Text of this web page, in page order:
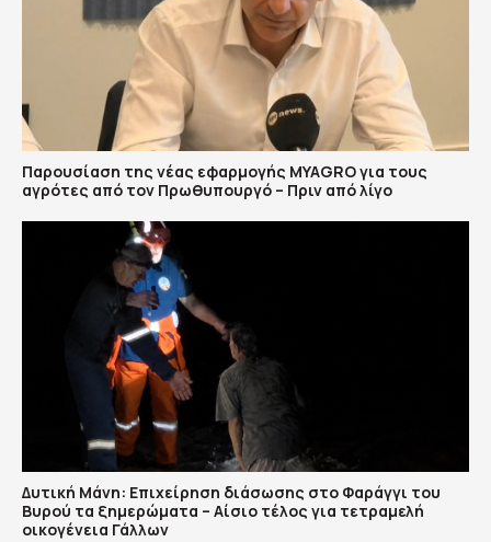
Παρουσίαση της νέας εφαρμογής MYAGRO για τους
αγρότες από τον Πρωθυπουργό – Πριν από λίγο
Δυτική Μάνη: Επιχείρηση διάσωσης στο Φαράγγι του
Βυρού τα ξημερώματα – Αίσιο τέλος για τετραμελή
οικογένεια Γάλλων